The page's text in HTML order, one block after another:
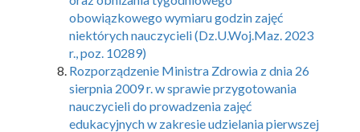
obowiązkowego wymiaru godzin zajęć
niektórych nauczycieli (Dz.U.Woj.Maz. 2023
r., poz. 10289)
Rozporządzenie Ministra Zdrowia z dnia 26
sierpnia 2009 r. w sprawie przygotowania
nauczycieli do prowadzenia zajęć
edukacyjnych w zakresie udzielania pierwszej